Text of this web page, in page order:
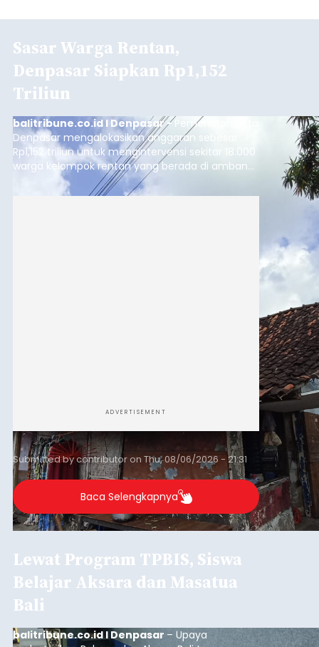
Sasar Warga Rentan,
Denpasar Siapkan Rp1,152
Triliun
balitribune.co.id I Denpasar -Pemerintah Kota
Denpasar mengalokasikan anggaran sebesar
Rp1,152 triliun untuk mengintervensi sekitar 18.000
warga kelompok rentan yang berada di ambang
garis kemiskinan. Langkah strategis ini diambil
guna menjaga masyarakat yang berada pada
ADVERTISEMENT
Submitted bycontributoron Thu, 08/06/2026 - 21:31
Baca Selengkapnya
Lewat Program TPBIS, Siswa
Belajar Aksara dan Masatua
Bali
balitribune.co.id I Denpasar – Upaya